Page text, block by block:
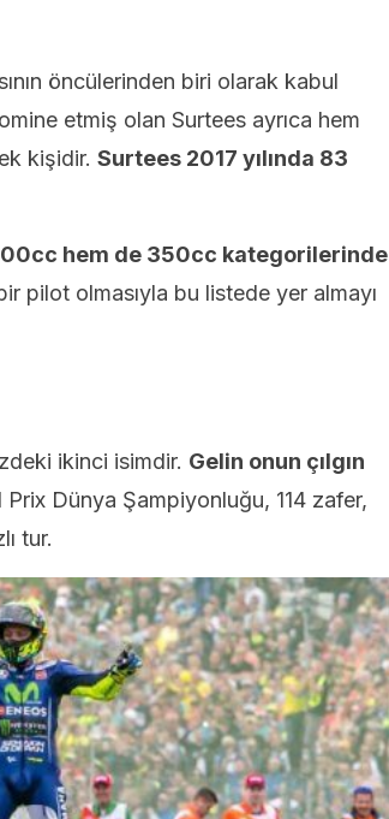
öncülerinden biri olarak kabul
etmiş olan Surtees ayrıca hem
kişidir. Surtees 2017 yılında 83
hem de 350cc kategorilerinde
pilot olmasıyla bu listede yer almayı
ikinci isimdir. Gelin onun çılgın
Prix Dünya Şampiyonluğu, 114 zafer,
tur.